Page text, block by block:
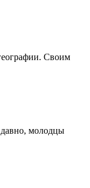
Своим
молодцы